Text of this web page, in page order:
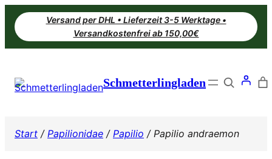
Zum
Inhalt
springen
Versand per DHL • Lieferzeit 3-5 Werktage •
Versandkostenfrei ab 150,00€
Schmetterlingladen Search
Start / Papilionidae / Papilio / Papilio andraemon